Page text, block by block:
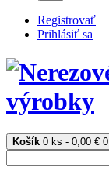
Registrovať
Prihlásiť sa
Košík 0 ks - 0,00 € 0